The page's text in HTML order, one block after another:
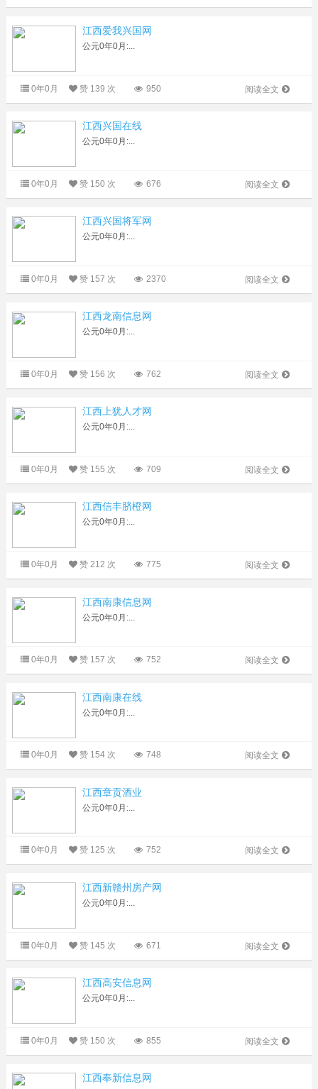
江西爱我兴国网
公元0年0月:...
阅读全文
0年0月 赞 139 次 950
江西兴国在线
公元0年0月:...
阅读全文
0年0月 赞 150 次 676
江西兴国将军网
公元0年0月:...
阅读全文
0年0月 赞 157 次 2370
江西龙南信息网
公元0年0月:...
阅读全文
0年0月 赞 156 次 762
江西上犹人才网
公元0年0月:...
阅读全文
0年0月 赞 155 次 709
江西信丰脐橙网
公元0年0月:...
阅读全文
0年0月 赞212 次 775
江西南康信息网
公元0年0月:...
阅读全文
0年0月 赞 157 次 752
江西南康在线
公元0年0月:...
阅读全文
0年0月 赞 154 次 748
江西章贡酒业
公元0年0月:...
阅读全文
0年0月 赞 125 次 752
江西新赣州房产网
公元0年0月:...
阅读全文
0年0月 赞 145 次 671
江西高安信息网
公元0年0月:...
阅读全文
0年0月 赞 150 次 855
江西奉新信息网